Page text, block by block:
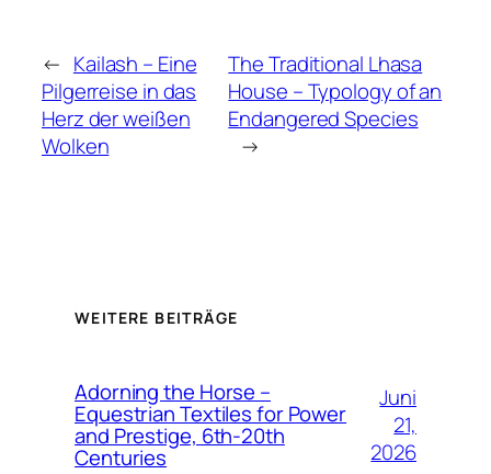
← Kailash – Eine
Pilgerreise in das
Herz der weißen
Wolken
The Traditional Lhasa
House – Typology of an
Endangered Species
→
WEITERE BEITRÄGE
Adorning the Horse –
Equestrian Textiles for Power
and Prestige, 6th-20th
Centuries
Juni
21,
2026